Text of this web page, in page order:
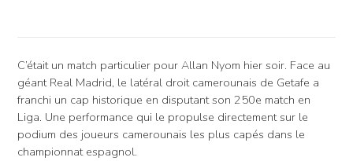
C’était un match particulier pour Allan Nyom hier soir. Face au
géant Real Madrid, le latéral droit camerounais de Getafe a
franchi un cap historique en disputant son 250e match en
Liga. Une performance qui le propulse directement sur le
podium des joueurs camerounais les plus capés dans le
championnat espagnol.